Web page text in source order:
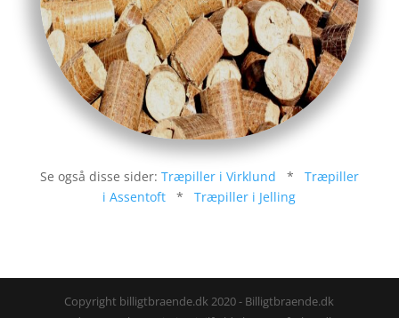
Se også disse sider: Træpiller i Virklund * Træpiller
i Assentoft *Træpiller i Jelling
Copyright billigtbraende.dk 2020 - Billigtbraende.dk